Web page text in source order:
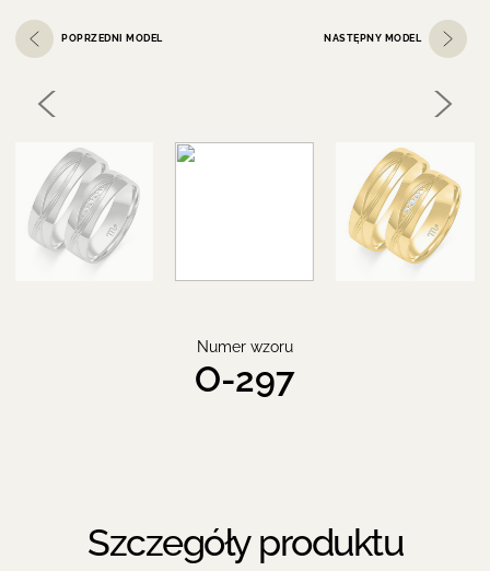
POPRZEDNI MODEL NASTĘPNY MODEL
Numer wzoru
O-297
Szczegóły produktu